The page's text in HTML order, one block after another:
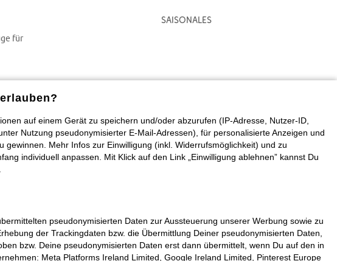
Saisonales
für
auf einem Gerät zu speichern und/oder abzurufen (IP-Adresse, Nutzer-ID,
Nutzung pseudonymisierter E-Mail-Adressen), für personalisierte Anzeigen und
Mehr Infos zur Einwilligung (inkl. Widerrufsmöglichkeit) und zu
individuell anpassen. Mit Klick auf den Link „Einwilligung ablehnen” kannst Du
pseudonymisierten Daten zur Aussteuerung unserer Werbung sowie zu
der Trackingdaten bzw. die Übermittlung Deiner pseudonymisierten Daten,
bzw. Deine pseudonymisierten Daten erst dann übermittelt, wenn Du auf den in
Meta Platforms Ireland Limited, Google Ireland Limited, Pinterest Europe